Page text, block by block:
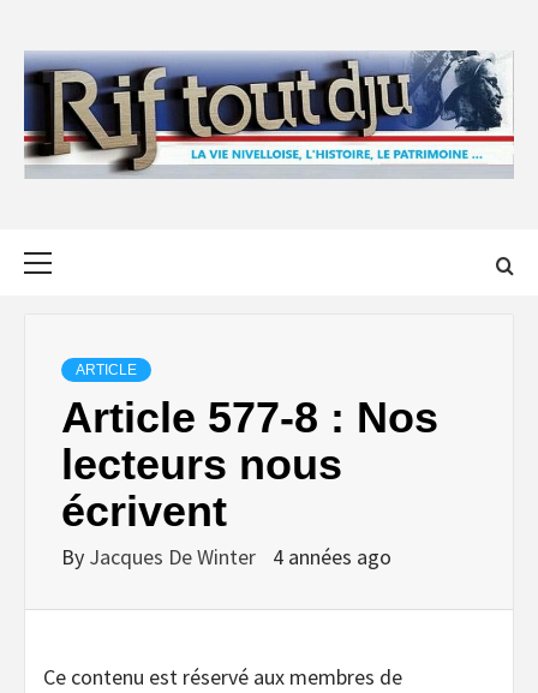
content
ARTICLE
Article 577-8 : Nos
lecteurs nous
écrivent
By Jacques De Winter 4 années ago
Ce contenu est réservé aux membres de